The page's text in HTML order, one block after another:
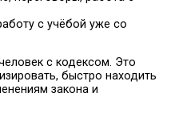
с учёбой уже со
с кодексом. Это
быстро находить
закона и